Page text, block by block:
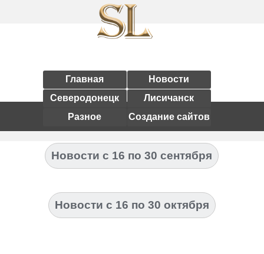
Главная
Новости
Северодонецк
Лисичанск
Разное
Создание сайтов
Новости с 16 по 30 сентября
Новости с 16 по 30 октября